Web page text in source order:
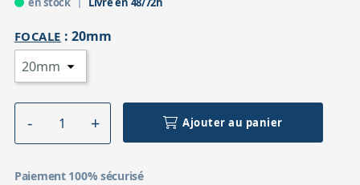
FOCALE : 20mm
Ajouter au panier
Paiement 100% sécurisé